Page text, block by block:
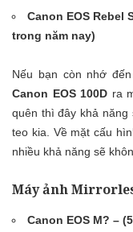
Canon EOS Rebel
trong năm nay)
Nếu bạn còn nhớ
Canon EOS 100D ra
quên thì đây khả năng
teo kia. Về mặt cấu
nhiều khả năng sẽ
Máy ảnh
Canon EOS M? –